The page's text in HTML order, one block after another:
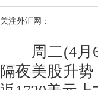
关注外汇网：
周二(4月6
隔夜美股升